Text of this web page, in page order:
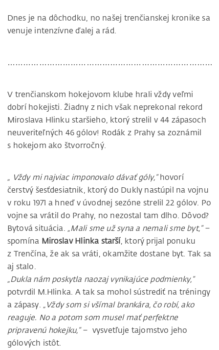
Dnes je na dôchodku, no našej trenčianskej kronike sa
venuje intenzívne ďalej a rád.
V trenčianskom hokejovom klube hrali vždy veľmi
dobrí hokejisti. Žiadny z nich však neprekonal rekord
Miroslava Hlinku staršieho, ktorý strelil v 44 zápasoch
neuveriteľných 46 gólov! Rodák z Prahy sa zoznámil
s hokejom ako štvorročný.
„ Vždy mi najviac imponovalo dávať góly,“hovorí
čerstvý šesťdesiatnik, ktorý do Dukly nastúpil na vojnu
v roku 1971 a hneď v úvodnej sezóne strelil 22 gólov. Po
vojne sa vrátil do Prahy, no nezostal tam dlho. Dôvod?
Bytová situácia. „Mali sme už syna a nemali sme byt,“–
spomína Miroslav Hlinka starší, ktorý prijal ponuku
z Trenčína, že ak sa vráti, okamžite dostane byt. Tak sa
aj stalo.
„Dukla nám poskytla naozaj vynikajúce podmienky,“
potvrdil M.Hlinka. A tak sa mohol sústrediť na tréningy
a zápasy. „Vždy som si všímal brankára, čo robí, ako
reaguje. No a potom som musel mať perfektne
pripravenú hokejku,“– vysvetľuje tajomstvo jeho
gólových istôt.